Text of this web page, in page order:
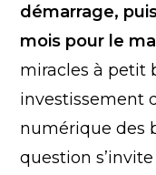
démarrage,
mois pour le
miracles à petit
investissement
numérique des
question